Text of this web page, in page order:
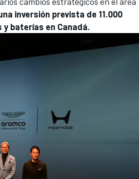
inversión prevista de 11.000
baterías en Canadá.